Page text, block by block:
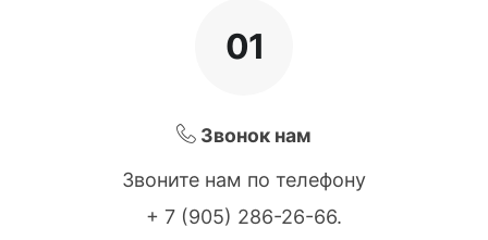
01
Звонок нам
Звоните нам по телефону
+ 7 (905) 286-26-66.